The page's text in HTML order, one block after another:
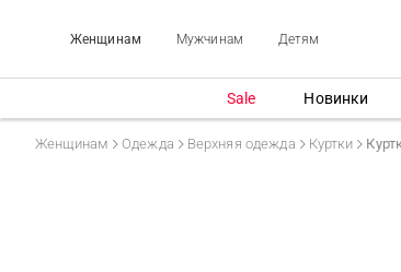
Женщинам Мужчинам Детям
Sale Новинки
Женщинам Одежда Верхняя одежда Куртки